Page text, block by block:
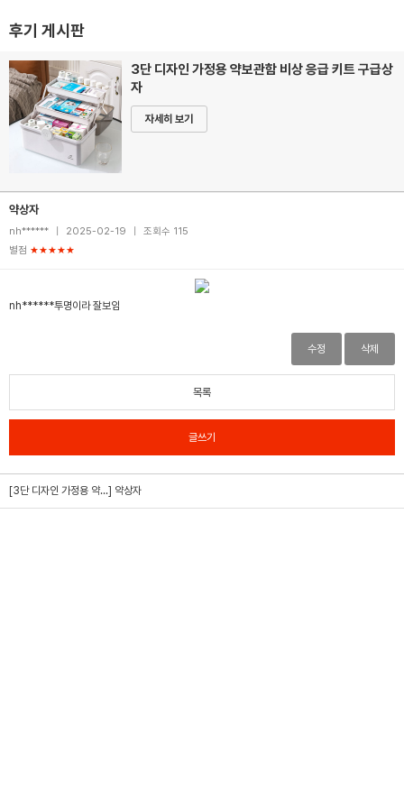
후기 게시판
3단 디자인 가정용 약보관함 비상 응급 키트 구급상
자
자세히 보기
약상자
nh****** 2025-02-19
조회수 115
별점 ★★★★★
nh******투명이라 잘보임
수정 삭제
목록
글쓰기
[3단 디자인 가정용 약...] 약상자